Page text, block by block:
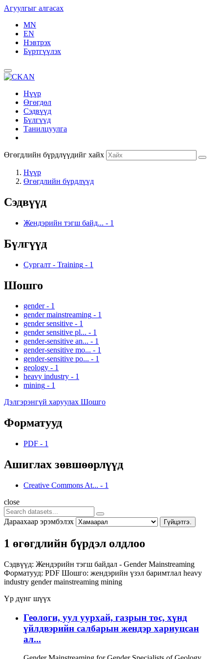
Агуулгыг алгасах
MN
EN
Нэвтрэх
Бүртгүүлэх
Нүүр
Өгөгдөл
Сэдвүүд
Бүлгүүд
Танилцуулга
Өгөгдлийн бүрдлүүдийг хайх
Нүүр
Өгөгдлийн бүрдлүүд
Сэдвүүд
Жендэрийн тэгш байд... - 1
Бүлгүүд
Сургалт - Training - 1
Шошго
gender - 1
gender mainstreaming - 1
gender sensitive - 1
gender sensitive pl... - 1
gender-sensitive an... - 1
gender-sensitive mo... - 1
gender-sensitive po... - 1
geology - 1
heavy industry - 1
mining - 1
Дэлгэрэнгүй харуулах Шошго
Форматууд
PDF - 1
Ашиглах зөвшөөрлүүд
Creative Commons At... - 1
close
Дараахаар эрэмбэлэх Гүйцэтгэ.
1 өгөгдлийн бүрдэл олдлоо
Сэдвүүд: Жендэрийн тэгш байдал - Gender Mainstreaming
Форматууд: PDF Шошго: жендэрийн үзэл баримтлал heavy
industry gender mainstreaming mining
Үр дүнг шүүх
Геологи, уул уурхай, газрын тос, хүнд
үйлдвэрийн салбарын жендэр хариуцсан
ал...